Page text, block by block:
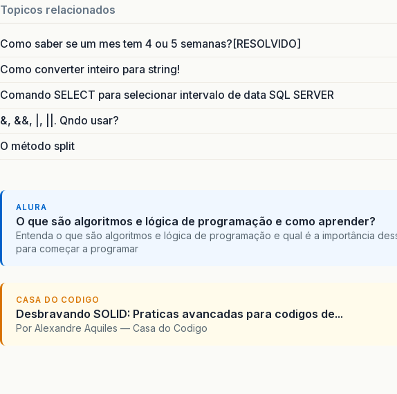
Topicos relacionados
Como saber se um mes tem 4 ou 5 semanas?[RESOLVIDO]
Como converter inteiro para string!
Comando SELECT para selecionar intervalo de data SQL SERVER
&, &&, |, ||. Qndo usar?
O método split
ALURA
O que são algoritmos e lógica de programação e como aprender?
Entenda o que são algoritmos e lógica de programação e qual é a importância
para começar a programar
CASA DO CODIGO
Desbravando SOLID: Praticas avancadas para codigos de...
Por Alexandre Aquiles — Casa do Codigo